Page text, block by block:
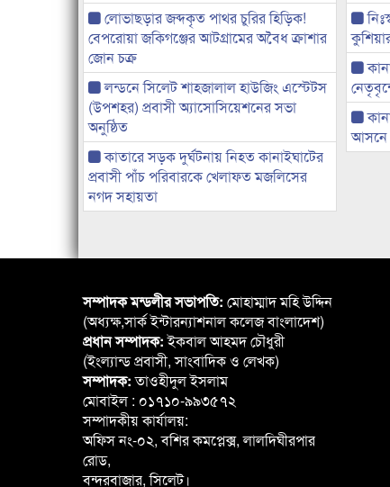
লোভাছড়ার জব্দকৃত পাথর চুরির হিড়িক!
বেপরোয়া জকিগঞ্জের আটগ্রামের অবৈধ ক্রাশার
জোন চক্র
লন্ডনে সিলেট শাহজালাল হাউজিং এস্টেটস
(উপশহর) প্রবাসী অ্যাসোসিয়েশনের সভা
অনুষ্ঠিত
কাতারে সড়ক দুর্ঘটনায় নিহত কানাইঘাটের
প্রবাসী পাঁচ পরিবারকে খেলাফত মজলিসের
নগদ সহায়তা
আসনে
সম্পাদক মন্ডলীর সভাপতি: মোহাম্মাদ মহি উদ্দিন
(অধ্যক্ষ,সার্ক ইন্টারন্যাশনাল কলেজ বাংলাদেশ)
প্রধান সম্পাদক:ইকবাল আহমদ চৌধুরী
(ইংল্যান্ড প্রবাসী, সাংবাদিক ও লেখক)
সম্পাদক:তাওহীদুল ইসলাম
মোবাইল : ০১৭১০-৯৯৩৫৭২
সম্পাদকীয় কার্যালয়:
অফিস নং-০২, বশির কমপ্লেক্স, লালদিঘীরপার
রোড,
বন্দরবাজার, সিলেট।